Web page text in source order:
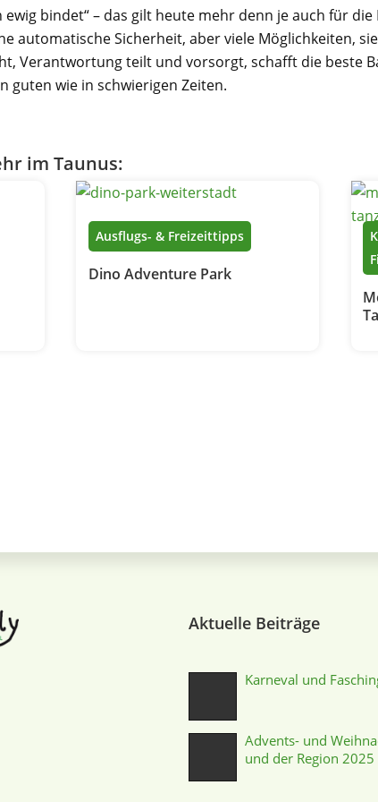
bindet“ – das gilt heute mehr denn je auch für die
automatische Sicherheit, aber viele Möglichkeiten,
Verantwortung teilt und vorsorgt, schafft die beste
guten wie in schwierigen Zeiten.
im Taunus:
Ausflugs- & Freizeittipps
Dino Adventure Park
Aktuelle Beiträge
Karneval und
Advents- und
und der Region 2025